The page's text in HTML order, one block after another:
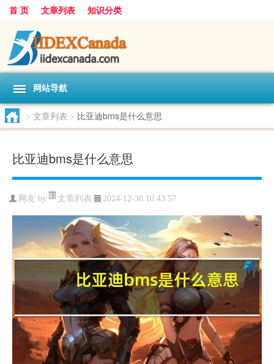
首 页 文章列表 知识分类
网站导航
> 文章列表 > 比亚迪bms是什么意思
比亚迪bms是什么意思
网友:by 文章列表 2024-12-30 10:43:57